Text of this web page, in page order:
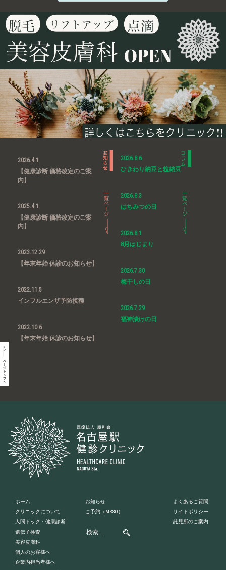
2026.4.1
【健康診断 価格改定のご案
内】
2025.4.1
【健康診断 価格改定のご案
内】
2023.12.29
【年末年始 休診のお知らせ】
2022.11.5
インフルエンザ予防接種
2022.10.6
【年末年始 休診のお知らせ】
2026.8.6
ひきわり納豆と粒納豆
2026.8.3
はちみつの日
2026.8.1
8月はじまり
2026.7.30
梅干しの日
2026.7.29
福神漬けの日
ホーム
クリニックについて
人間ドック・健康診断
遺伝子検査
美容皮膚科
個人のお客様へ
企業内担当者様へ
お知らせ
ご予約 （MRSO）
よくあるご質問
サイトポリシー
託児所のご案内